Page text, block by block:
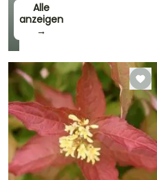
Alle
anzeigen
→